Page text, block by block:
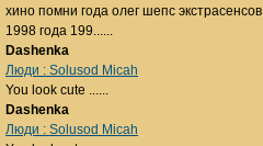
хино помни года олег шепс экстрасенсов
1998 года 199......
Dashenka
Люди : Solusod Micah
You look cute ......
Dashenka
Люди : Solusod Micah